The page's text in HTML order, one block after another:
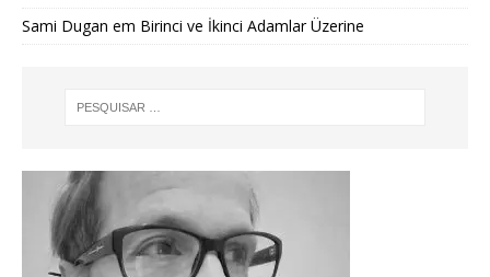
Sami Dugan em Birinci ve İkinci Adamlar Üzerine